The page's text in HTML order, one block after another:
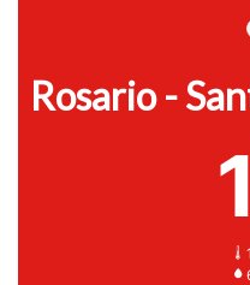
Rosario -